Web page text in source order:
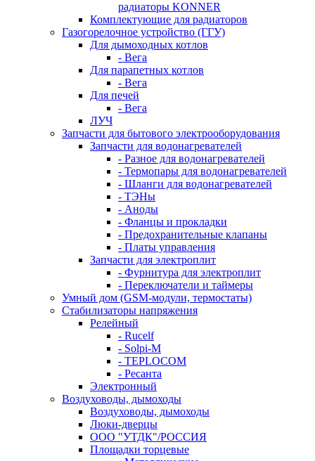
радиаторы KONNER
Комплектующие для радиаторов
Газогорелочное устройство (ГГУ)
Для дымоходных котлов
- Вега
Для парапетных котлов
- Вега
Для печей
- Вега
ЛУЧ
Запчасти для бытового электрооборудования
Запчасти для водонагревателей
- Разное для водонагревателей
- Термопары для водонагревателей
- Шланги для водонагревателей
- ТЭНы
- Аноды
- Фланцы и прокладки
- Предохранительные клапаны
- Платы управления
Запчасти для электроплит
- Фурнитура для электроплит
- Переключатели и таймеры
Умный дом (GSM-модули, термостаты)
Cтабилизаторы напряжения
Релейный
- Rucelf
- Solpi-M
- TEPLOCOM
- Ресанта
Электронный
Воздуховоды, дымоходы
Воздуховоды, дымоходы
Люки-дверцы
ООО "УТДК"/РОССИЯ
Площадки торцевые